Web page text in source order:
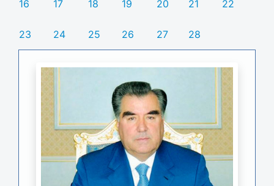
16 17 18 19 20 21 22
23 24 25 26 27 28